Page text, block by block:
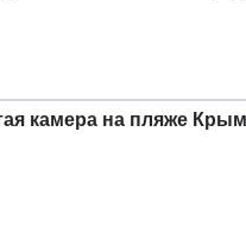
камера на пляже